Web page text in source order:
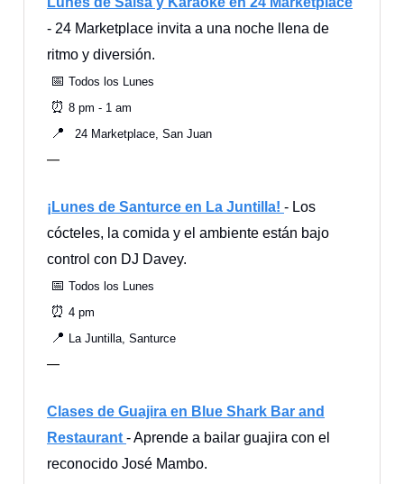
- 24 Marketplace invita a una noche llena de
ritmo y diversión.
📅 Todos los Lunes
⏰ 8 pm - 1 am
📍 24 Marketplace, San Juan
—
¡Lunes de Santurce en La Juntilla! - Los
cócteles, la comida y el ambiente están bajo
control con DJ Davey.
📅 Todos los Lunes
⏰ 4 pm
📍 La Juntilla, Santurce
—
Clases de Guajira en Blue Shark Bar and
Restaurant - Aprende a bailar guajira con el
reconocido José Mambo.